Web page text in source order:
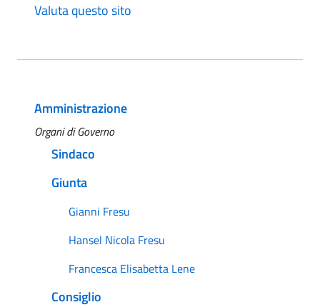
Valuta questo sito
Amministrazione
Organi di Governo
Sindaco
Giunta
Gianni Fresu
Hansel Nicola Fresu
Francesca Elisabetta Lene
Consiglio